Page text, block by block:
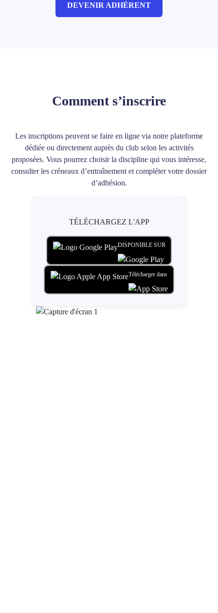
DEVENIR ADHÉRENT
Comment s’inscrire
Les inscriptions peuvent se faire en ligne via notre plateforme
dédiée ou directement auprès du club selon les activités
proposées. Vous pourrez choisir la discipline qui vous intéresse,
consulter les créneaux d’entraînement et compléter votre dossier
d’adhésion.
TÉLÉCHARGEZ L'APP
DISPONIBLE SUR
Télécharger dans